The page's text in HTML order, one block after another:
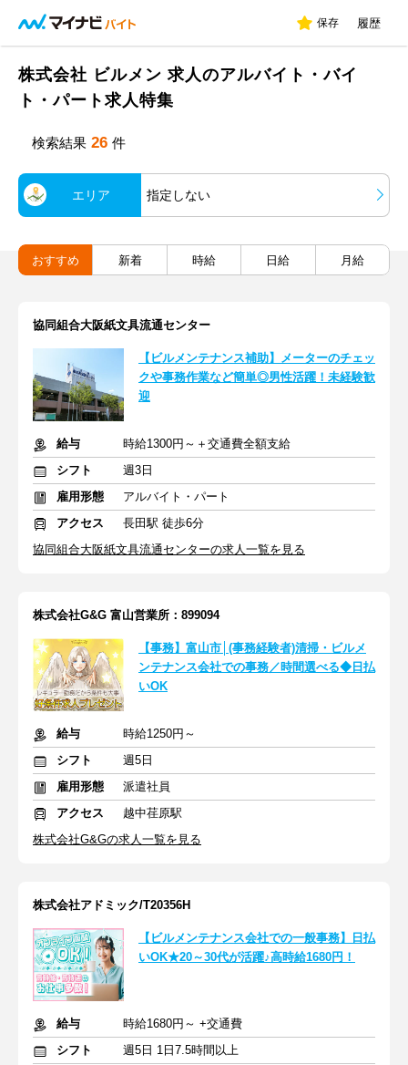
保存 履歴
株式会社 ビルメン 求人のアルバイト・バイ
ト・パート求人特集
検索結果 26 件
エリア 指定しない
おすすめ 新着 時給 日給 月給
協同組合大阪紙文具流通センター
【ビルメンテナンス補助】メーターのチェッ
クや事務作業など簡単◎男性活躍！未経験歓
迎
給与
時給1300円～＋交通費全額支給
シフト
週3日
雇用形態
アルバイト・パート
アクセス
長田駅 徒歩6分
協同組合大阪紙文具流通センターの求人一覧を見る
株式会社G&G 富山営業所：899094
【事務】富山市│(事務経験者)清掃・ビルメ
ンテナンス会社での事務／時間選べる◆日払
いOK
給与
時給1250円～
シフト
週5日
雇用形態
派遣社員
アクセス
越中荏原駅
株式会社G&Gの求人一覧を見る
株式会社アドミック/T20356H
【ビルメンテナンス会社での一般事務】日払
いOK★20～30代が活躍♪高時給1680円！
給与
時給1680円～ +交通費
シフト
週5日 1日7.5時間以上